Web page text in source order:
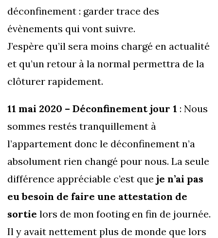
déconfinement : garder trace des
évènements qui vont suivre.
J’espère qu’il sera moins chargé en actualité
et qu’un retour à la normal permettra de la
clôturer rapidement.
11 mai 2020 – Déconfinement jour 1 : Nous
sommes restés tranquillement à
l’appartement donc le déconfinement n’a
absolument rien changé pour nous. La seule
différence appréciable c’est que je n’ai pas
eu besoin de faire une attestation de
sortie lors de mon footing en fin de journée.
Il y avait nettement plus de monde que lors